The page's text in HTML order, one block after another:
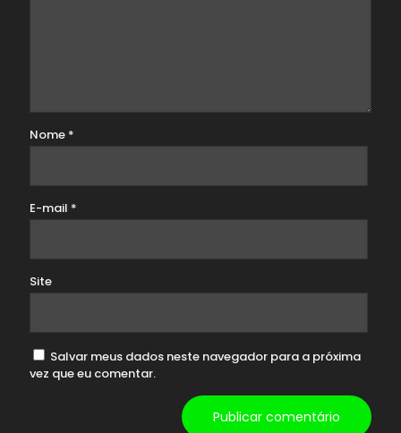
Nome *
E-mail *
Site
Salvar meus dados neste navegador para a próxima
vez que eu comentar.